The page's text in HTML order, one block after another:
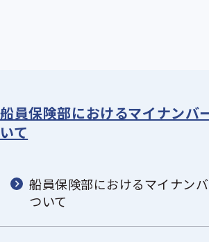
船員保険部におけるマイナンバ
いて
船員保険部におけるマイナン
ついて